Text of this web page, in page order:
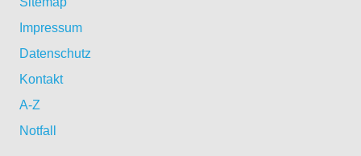
Impressum
Datenschutz
Kontakt
A-Z
Notfall